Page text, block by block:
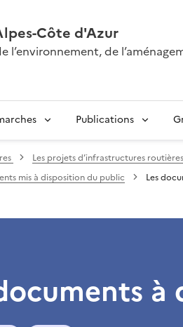
Côte d'Azur
l’environnement, de
Publications
Les projets d’infrastructures routières
mis à disposition du public Les
à